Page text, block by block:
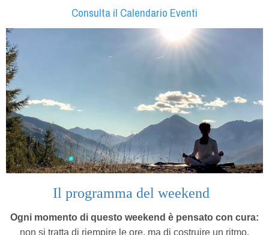
Consulta il Calendario Eventi
Il programma del weekend
Ogni momento di questo weekend è pensato con cura:
non si tratta di riempire le ore, ma di costruire un ritmo.